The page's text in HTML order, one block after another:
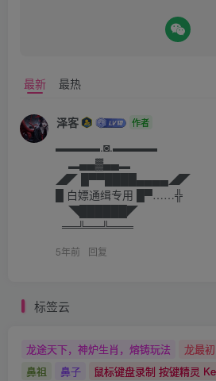
最新 最热
泽客 作者
▬▬▬▬.◙.▬▬▬▬
▂▄▄▓▄▄▂
◢◤ █▀▀████▄▄▄▄◢◤
█ 白嫖通缉专用 █▀……╬
◥██████◤
══╩══╩═══
5年前 回复
标签云
龙途天下，神炉生肖，熔铸玩法 龙最初
鼻祖
鼻子 鼠标键盘录制 按键精灵